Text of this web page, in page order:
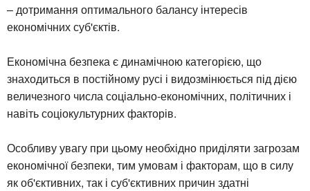
– дотримання оптимального балансу інтересів
економічних суб'єктів.
Економічна безпека є динамічною категорією, що
знаходиться в постійному русі і видозмінюється під дією
величезного числа соціально-економічних, політичних і
навіть соціокультурних факторів.
Особливу увагу при цьому необхідно приділяти загрозам
економічної безпеки, тим умовам і факторам, що в силу
як об'єктивних, так і суб'єктивних причин здатні